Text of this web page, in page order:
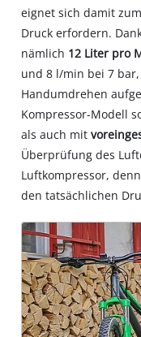
eignet sich damit
Druck erfordern.
nämlich 12 Liter pro
und 8 l/min bei 7
Handumdrehen
Kompressor-Modell
als auch mit
Überprüfung des
Luftkompressor,
den tatsächlichen